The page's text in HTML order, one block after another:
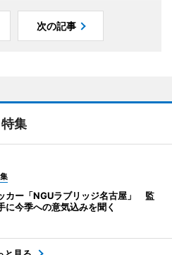
次の記事
特集
カー「NGUラブリッジ名古屋」 監
に今季への意気込みを聞く